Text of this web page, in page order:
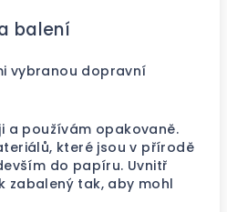
balení
vybranou dopravní
a používám opakovaně.
které jsou v přírodě
do papíru. Uvnitř
zabalený tak, aby mohl